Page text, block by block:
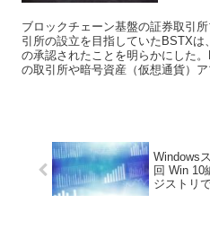
ブロックチェーン基盤の証券取引
引所の設立を目指していたBSTXは
の承認されたことを明らかにした
の取引所や暗号資産（仮想通貨）ア
Windows
回 Win 10
ジストリ